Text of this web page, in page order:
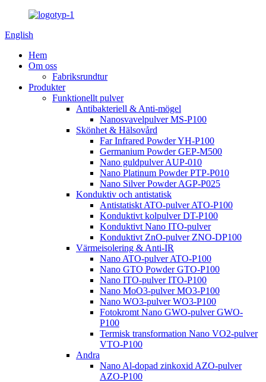
English
Hem
Om oss
Fabriksrundtur
Produkter
Funktionellt pulver
Antibakteriell & Anti-mögel
Nanosvavelpulver MS-P100
Skönhet & Hälsovård
Far Infrared Powder YH-P100
Germanium Powder GEP-M500
Nano guldpulver AUP-010
Nano Platinum Powder PTP-P010
Nano Silver Powder AGP-P025
Konduktiv och antistatisk
Antistatiskt ATO-pulver ATO-P100
Konduktivt kolpulver DT-P100
Konduktivt Nano ITO-pulver
Konduktivt ZnO-pulver ZNO-DP100
Värmeisolering & Anti-IR
Nano ATO-pulver ATO-P100
Nano GTO Powder GTO-P100
Nano ITO-pulver ITO-P100
Nano MoO3-pulver MO3-P100
Nano WO3-pulver WO3-P100
Fotokromt Nano GWO-pulver GWO-
P100
Termisk transformation Nano VO2-pulver
VTO-P100
Andra
Nano Al-dopad zinkoxid AZO-pulver
AZO-P100